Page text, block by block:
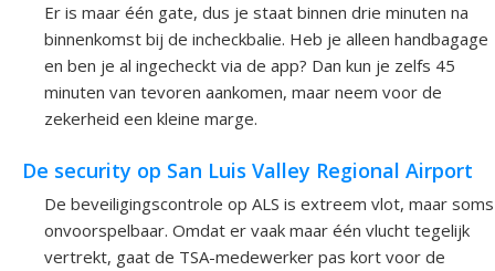
Er is maar één gate, dus je staat binnen drie minuten na
binnenkomst bij de incheckbalie. Heb je alleen handbagage
en ben je al ingecheckt via de app? Dan kun je zelfs 45
minuten van tevoren aankomen, maar neem voor de
zekerheid een kleine marge.
De security op San Luis Valley Regional Airport
De beveiligingscontrole op ALS is extreem vlot, maar soms
onvoorspelbaar. Omdat er vaak maar één vlucht tegelijk
vertrekt, gaat de TSA-medewerker pas kort voor de